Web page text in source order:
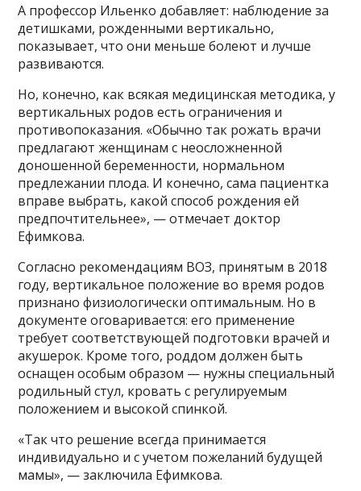
А профессор Ильенко добавляет: наблюдение за
детишками, рожденными вертикально,
показывает, что они меньше болеют и лучше
развиваются.
Но, конечно, как всякая медицинская методика, у
вертикальных родов есть ограничения и
противопоказания. «Обычно так рожать врачи
предлагают женщинам с неосложненной
доношенной беременности, нормальном
предлежании плода. И конечно, сама пациентка
вправе выбрать, какой способ рождения ей
предпочтительнее», — отмечает доктор
Ефимкова.
Согласно рекомендациям ВОЗ, принятым в 2018
году, вертикальное положение во время родов
признано физиологически оптимальным. Но в
документе оговаривается: его применение
требует соответствующей подготовки врачей и
акушерок. Кроме того, роддом должен быть
оснащен особым образом — нужны специальный
родильный стул, кровать с регулируемым
положением и высокой спинкой.
«Так что решение всегда принимается
индивидуально и с учетом пожеланий будущей
мамы», — заключила Ефимкова.